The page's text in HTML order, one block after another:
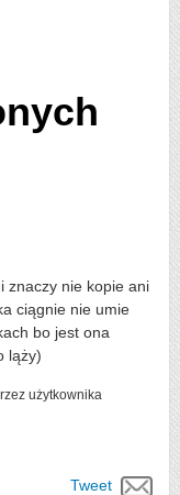
znaczy nie kopie ani
ciągnie nie umie
bo jest ona
ląży)
użytkownika
Tweet